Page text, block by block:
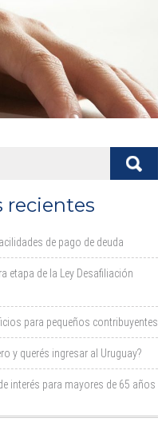
recientes
de pago de deuda
etapa de la Ley Desafiliación
para pequeños contribuyentes
y querés ingresar al Uruguay?
interés para mayores de 65 años